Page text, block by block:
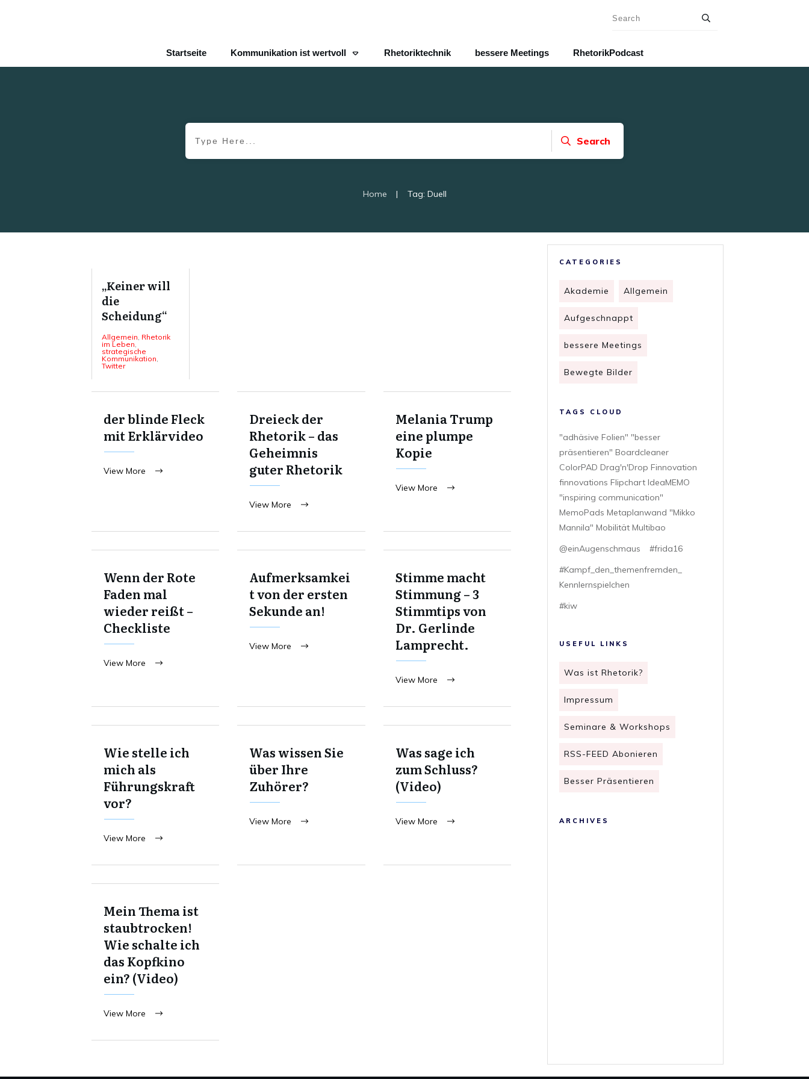
Startseite Kommunikation ist wertvoll Rhetoriktechnik bessere Meetings RhetorikPodcast
Search
Home | Tag: Duell
„Keiner will
die
Scheidung“
Allgemein, Rhetorik
im Leben,
strategische
Kommunikation,
Twitter
der blinde Fleck
mit Erklärvideo
View More
Dreieck der
Rhetorik – das
Geheimnis
guter Rhetorik
View More
Melania Trump
eine plumpe
Kopie
View More
Wenn der Rote
Faden mal
wieder reißt –
Checkliste
View More
Aufmerksamkei
t von der ersten
Sekunde an!
View More
Stimme macht
Stimmung – 3
Stimmtips von
Dr. Gerlinde
Lamprecht.
View More
Wie stelle ich
mich als
Führungskraft
vor?
View More
Was wissen Sie
über Ihre
Zuhörer?
View More
Was sage ich
zum Schluss?
(Video)
View More
Mein Thema ist
staubtrocken!
Wie schalte ich
das Kopfkino
ein? (Video)
View More
CATEGORIES
Akademie Allgemein
Aufgeschnappt
bessere Meetings
Bewegte Bilder
TAGS CLOUD
"adhäsive Folien" "besser
präsentieren" Boardcleaner
ColorPAD Drag'n'Drop Finnovation
finnovations Flipchart IdeaMEMO
"inspiring communication"
MemoPads Metaplanwand "Mikko
Mannila" Mobilität Multibao
@einAugenschmaus
#frida16
#Kampf_den_themenfremden_
Kennlernspielchen
#kiw
USEFUL LINKS
Was ist Rhetorik?
Impressum
Seminare & Workshops
RSS-FEED Abonieren
Besser Präsentieren
ARCHIVES